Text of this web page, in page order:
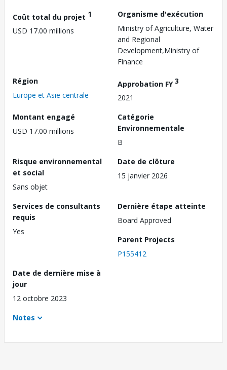
Coût total du projet 1
USD 17.00 millions
Organisme d'exécution
Ministry of Agriculture, Water
and Regional
Development,Ministry of
Finance
Région
Europe et Asie centrale
Approbation FY3
2021
Montant engagé
USD 17.00 millions
Catégorie
Environnementale
B
Risque environnemental
et social
Sans objet
Date de clôture
15 janvier 2026
Services de consultants
requis
Yes
Dernière étape atteinte
Board Approved
Parent Projects
P155412
Date de dernière mise à
jour
12 octobre 2023
Notes